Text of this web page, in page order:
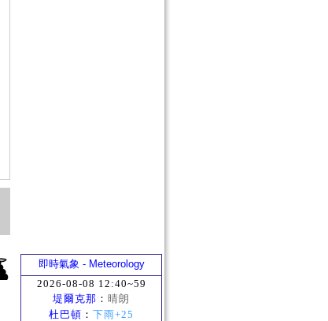
即時氣象 - Meteorology
2026-08-08 12:40~59
堤爾克那 ： 晴朗
杜巴頓 ： 下雨+25